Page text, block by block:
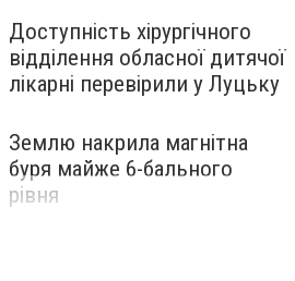
Доступність хірургічного
відділення обласної дитячої
лікарні перевірили у Луцьку
Землю накрила магнітна
буря майже 6-бального
рівня